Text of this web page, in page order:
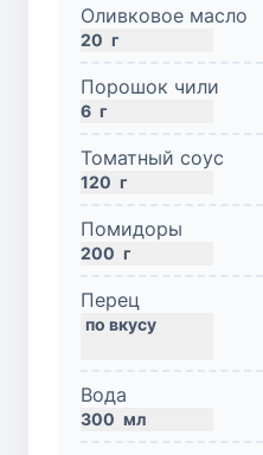
Оливковое масло
20 г
Порошок чили
6 г
Томатный соус
120 г
Помидоры
200 г
Перец
Вода
300 мл